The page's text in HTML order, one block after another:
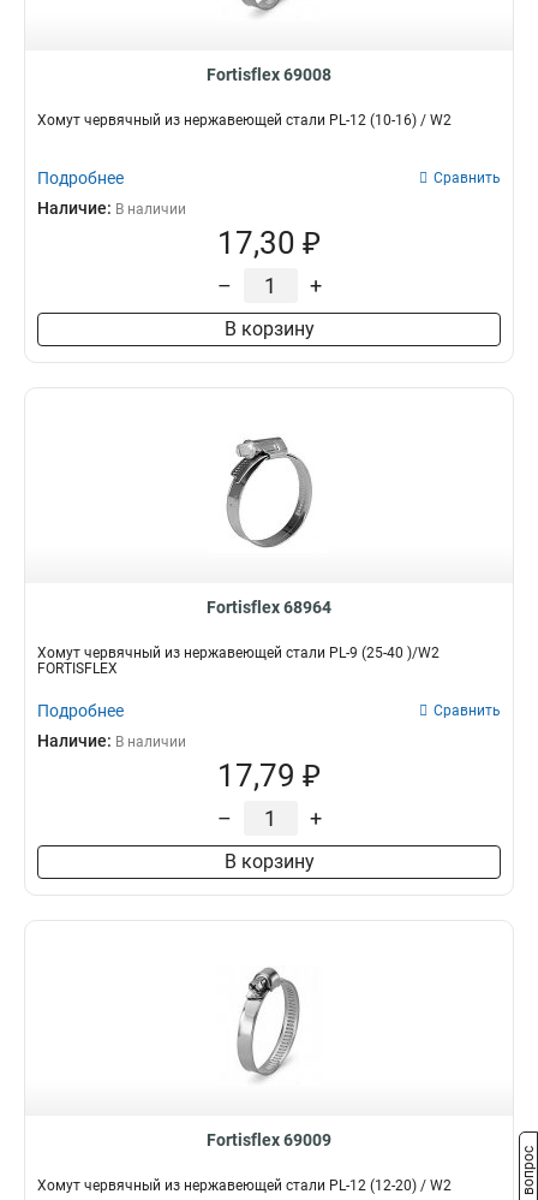
Fortisflex 69008
Хомут червячный из нержавеющей стали PL-12 (10-16) / W2
Подробнее Сравнить
Наличие: В наличии
17,30 ₽
– +
В корзину
Fortisflex 68964
Хомут червячный из нержавеющей стали PL-9 (25-40 )/W2
FORTISFLEX
Подробнее Сравнить
Наличие: В наличии
17,79 ₽
– +
В корзину
Fortisflex 69009
Хомут червячный из нержавеющей стали PL-12 (12-20) / W2